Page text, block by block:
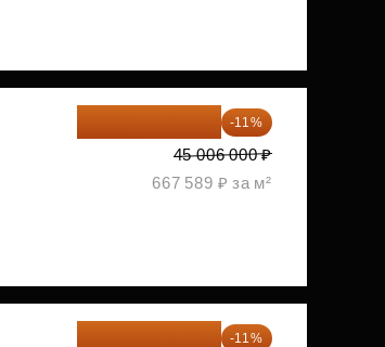
-11%
45 006 000 ₽
667 589 ₽ за м²
-11%